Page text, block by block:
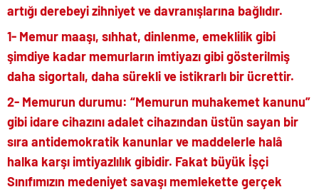
artığı derebeyi zihniyet ve davranışlarına bağlıdır.
1- Memur maaşı, sıhhat, dinlenme, emeklilik gibi
şimdiye kadar memurların imtiyazı gibi gösterilmiş
daha sigortalı, daha sürekli ve istikrarlı bir ücrettir.
2- Memurun durumu: “Memurun muhakemet kanunu”
gibi idare cihazını adalet cihazından üstün sayan bir
sıra antidemokratik kanunlar ve maddelerle halâ
halka karşı imtiyazlılık gibidir. Fakat büyük İşçi
Sınıfımızın medeniyet savaşı memlekette gerçek